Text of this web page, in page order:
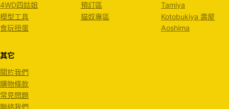
4WD四姑姐
模型工具
食玩扭蛋
預訂區
貓奴專區
Tamiya
Kotobukiya 壽屋
Aoshima
其它
關於我們
購物條款
常見問題
聯絡我們